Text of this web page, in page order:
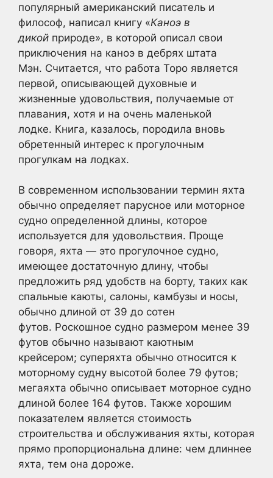
популярный американский писатель и
философ, написал книгу «Каноэ в
дикой природе», в которой описал свои
приключения на каноэ в дебрях штата
Мэн. Считается, что работа Торо является
первой, описывающей духовные и
жизненные удовольствия, получаемые от
плавания, хотя и на очень маленькой
лодке. Книга, казалось, породила вновь
обретенный интерес к прогулочным
прогулкам на лодках.
В современном использовании термин яхта
обычно определяет парусное или моторное
судно определенной длины, которое
используется для удовольствия. Проще
говоря, яхта — это прогулочное судно,
имеющее достаточную длину, чтобы
предложить ряд удобств на борту, таких как
спальные каюты, салоны, камбузы и носы,
обычно длиной от 39 до сотен
футов. Роскошное судно размером менее 39
футов обычно называют каютным
крейсером; суперяхта обычно относится к
моторному судну высотой более 79 футов;
мегаяхта обычно описывает моторное судно
длиной более 164 футов. Также хорошим
показателем является стоимость
строительства и обслуживания яхты, которая
прямо пропорциональна длине: чем длиннее
яхта, тем она дороже.